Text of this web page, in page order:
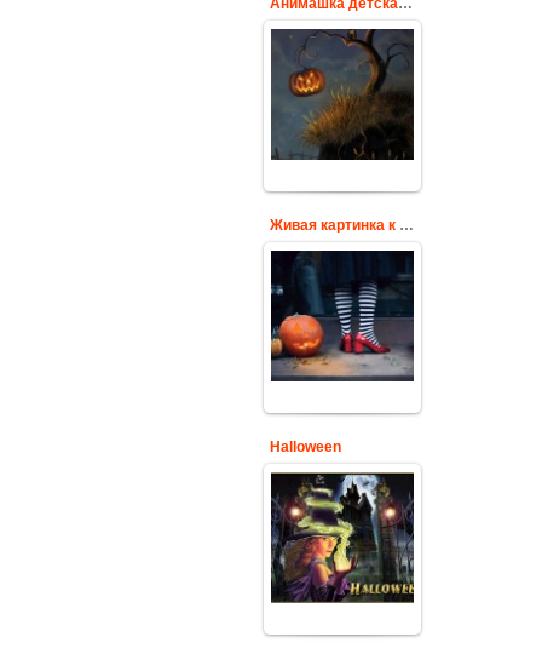
Анимашка детская Хэллоуин
Детская
анимационная
картинка к
празднику всех
святых
Cards
Живая картинка к Хэллоуину
Картинка к
Хэллоуину - живая
анимационная gif
картинка
Cards
Halloween
Halloween -
красивая
анимационная gif
картинка (гифка)
Cards